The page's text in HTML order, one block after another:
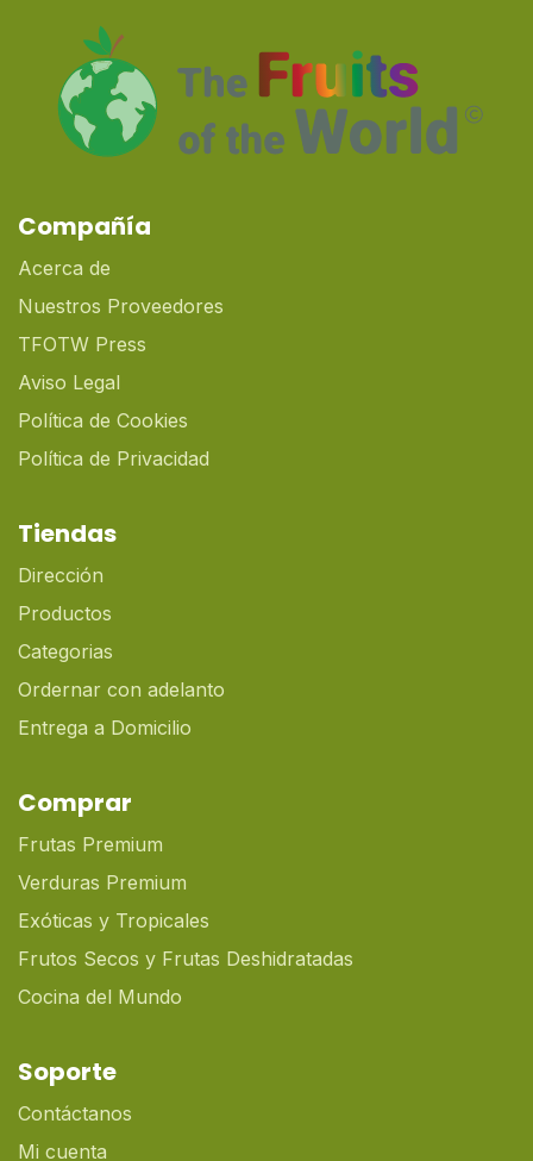
Compañía
Acerca de
Nuestros Proveedores
TFOTW Press
Aviso Legal
Política de Cookies
Política de Privacidad
Tiendas
Dirección
Productos
Categorias
Ordernar con adelanto
Entrega a Domicilio
Comprar
Frutas Premium
Verduras Premium
Exóticas y Tropicales
Frutos Secos y Frutas Deshidratadas
Cocina del Mundo
Soporte
Contáctanos
Mi cuenta